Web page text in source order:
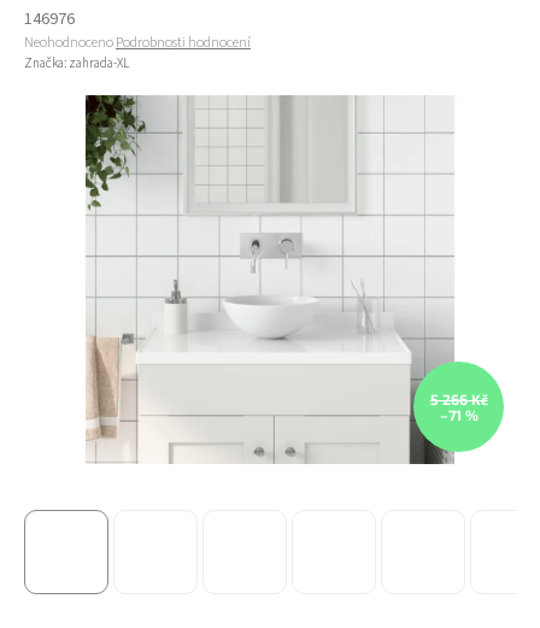
146976
Průměrné hodnocení produktu je 0,0 z 5 hvězdiček.
NeohodnocenoPodrobnosti hodnocení
Značka: zahrada-XL
5 266 Kč
–71 %